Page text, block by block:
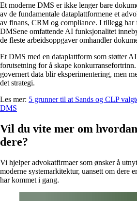
Et moderne DMS er ikke lenger bare
av de fundamentale dataplattformene et
av finans, CRM og compliance. I tillegg har
DMSene omfattende AI funksjonalitet
de fleste arbeidsoppgaver omhandler
Et DMS med en dataplattform som støtter
forutsetning for å skape
governert data blir eksperimentering, men
det strategi.
Les mer: 5 grunner til at Sands og CLP
DMS
Vil du vite mer om
dere?
Vi hjelper advokatfirmaer som ønsker å
moderne systemarkitektur, uansett om dere
har kommet i gang.